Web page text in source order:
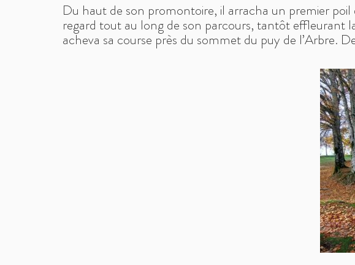
Du haut de son promontoire, il arracha un premier
regard tout au long de son parcours, tantôt effleurant
acheva sa course près du sommet du puy de l’Arbre.